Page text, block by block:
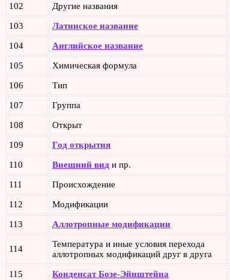
102 Другие названия
103 Латинское название
104 Английское название
105 Химическая формула
106 Тип
107 Группа
108 Открыт
109 Год открытия
110 Внешний вид и пр.
111 Происхождение
112 Модификации
113 Аллотропные модификации
114
Температура и иные условия перехода
аллотропных модификаций друг в друга
115 Конденсат Бозе-Эйнштейна